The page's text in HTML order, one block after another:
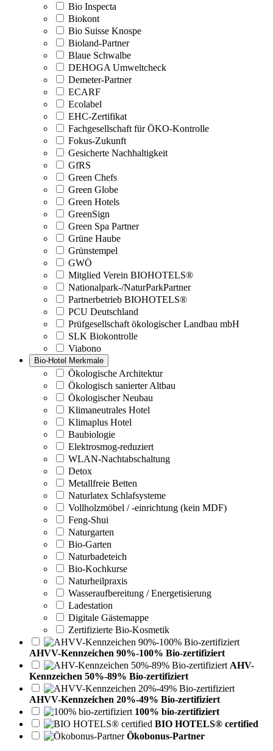
Bio Inspecta
Biokont
Bio Suisse Knospe
Bioland-Partner
Blaue Schwalbe
DEHOGA Umweltcheck
Demeter-Partner
ECARF
Ecolabel
EHC-Zertifikat
Fachgesellschaft für ÖKO-Kontrolle
Fokus-Zukunft
Gesicherte Nachhaltigkeit
GfRS
Green Chefs
Green Globe
Green Hotels
GreenSign
Green Spa Partner
Grüne Haube
Grünstempel
GWÖ
Mitglied Verein BIOHOTELS®
Nationalpark-/NaturParkPartner
Partnerbetrieb BIOHOTELS®
PCU Deutschland
Prüfgesellschaft ökologischer Landbau mbH
SLK Biokontrolle
Viabono
Bio-Hotel Merkmale
Ökologische Architektur
Ökologisch sanierter Altbau
Ökologischer Neubau
Klimaneutrales Hotel
Klimaplus Hotel
Baubiologie
Elektrosmog-reduziert
WLAN-Nachtabschaltung
Detox
Metallfreie Betten
Naturlatex Schlafsysteme
Vollholzmöbel / -einrichtung (kein MDF)
Feng-Shui
Naturgarten
Bio-Garten
Naturbadeteich
Bio-Kochkurse
Naturheilpraxis
Wasseraufbereitung / Energetisierung
Ladestation
Digitale Gästemappe
Zertifizierte Bio-Kosmetik
AHVV-Kennzeichen 90%-100% Bio-zertifiziert
AHV-
Kennzeichen 50%-89% Bio-zertifiziert
AHVV-Kennzeichen 20%-49% Bio-zertifiziert
100% bio-zertifiziert
BIO HOTELS® certified
Ökobonus-Partner